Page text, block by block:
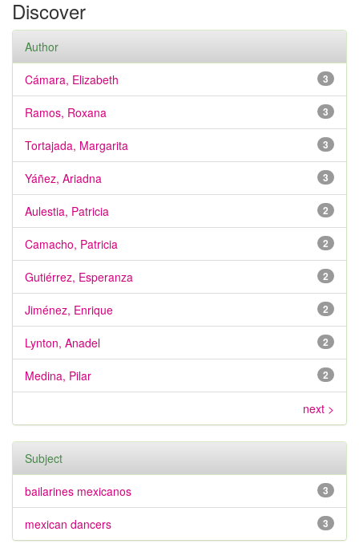
Discover
Author
3
Cámara, Elizabeth
3
Ramos, Roxana
3
Tortajada, Margarita
3
Yáñez, Ariadna
2
Aulestia, Patricia
2
Camacho, Patricia
2
Gutiérrez, Esperanza
2
Jiménez, Enrique
2
Lynton, Anadel
2
Medina, Pilar
next >
Subject
3
bailarines mexicanos
3
mexican dancers